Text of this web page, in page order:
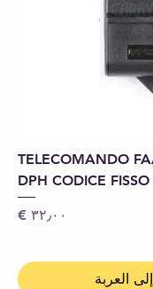
TELECOMANDO
DPH CODICE FISSO
السعر
العربة